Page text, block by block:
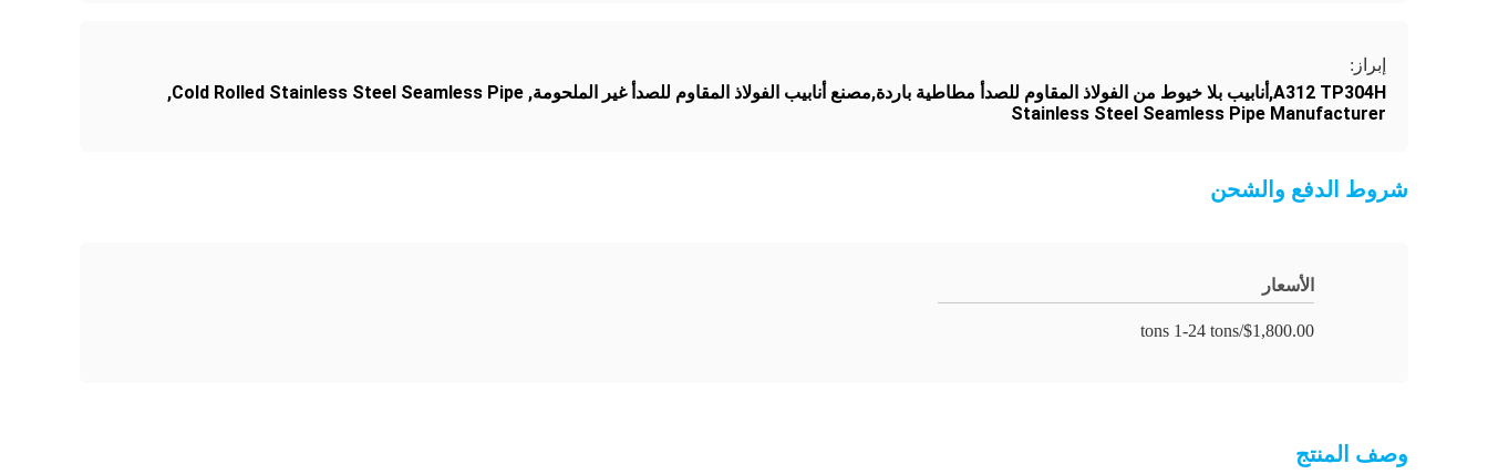
إبراز:
A312 TP304H,أنابيب بلا خيوط من الفولاذ المقاوم للصدأ مطاطية باردة,مصنع أنابيب الفولاذ المقاوم للصدأ غير الملحومة ,
Cold Rolled Stainless Steel Seamless Pipe
,
Stainless Steel Seamless Pipe Manufacturer
شروط الدفع والشحن
الأسعار
$1,800.00/tons 1-24 tons
وصف المنتج